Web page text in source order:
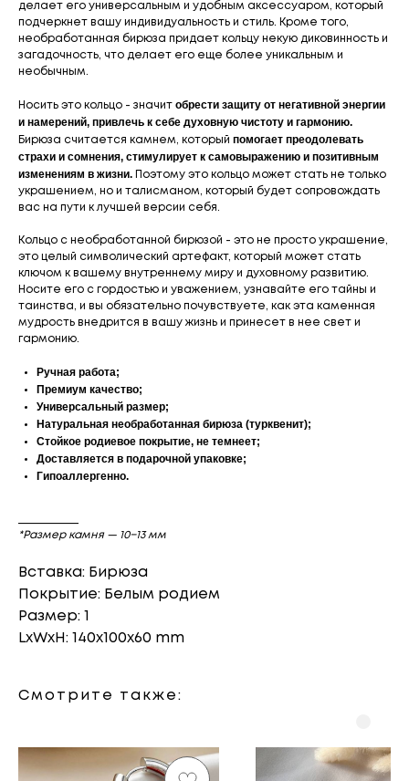
делает его универсальным и удобным аксессуаром, который
подчеркнет вашу индивидуальность и стиль. Кроме того,
необработанная бирюза придает кольцу некую диковинность и
загадочность, что делает его еще более уникальным и
необычным.
Носить это кольцо - значит обрести защиту от негативной энергии
и намерений, привлечь к себе духовную чистоту и гармонию.
Бирюза считается камнем, который помогает преодолевать
страхи и сомнения, стимулирует к самовыражению и позитивным
изменениям в жизни.
Поэтому это кольцо может стать не только
украшением, но и талисманом, который будет сопровождать
вас на пути к лучшей версии себя.
Кольцо с необработанной бирюзой - это не просто украшение,
это целый символический артефакт, который может стать
ключом к вашему внутреннему миру и духовному развитию.
Носите его с гордостью и уважением, узнавайте его тайны и
таинства, и вы обязательно почувствуете, как эта каменная
мудрость внедрится в вашу жизнь и принесет в нее свет и
гармонию.
Ручная работа;
Премиум качество;
Универсальный размер;
Натуральная необработанная бирюза (турквенит);
Стойкое родиевое покрытие, не темнеет;
Доставляется в подарочной упаковке;
Гипоаллергенно.
*Размер камня — 10−13 мм
Вставка: Бирюза
Покрытие: Белым родием
Размер: 1
LxWxH: 140x100x60 mm
Смотрите также: